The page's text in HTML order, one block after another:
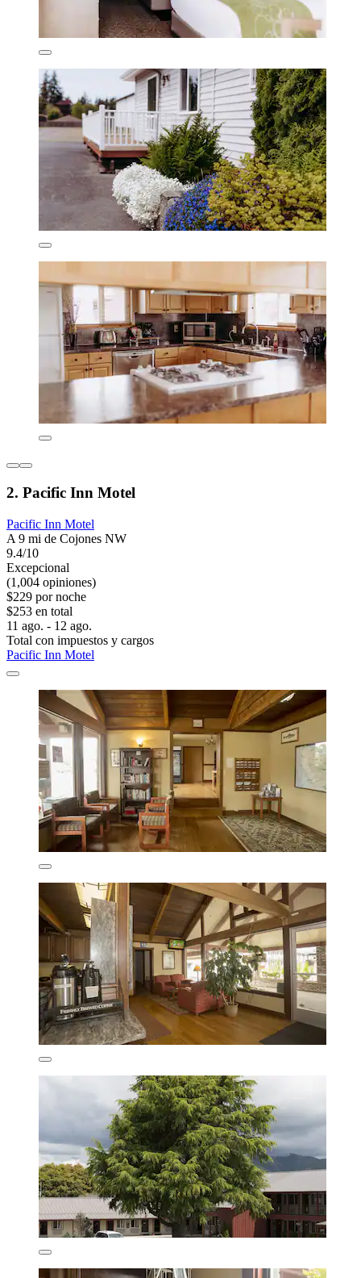
2. Pacific Inn Motel
Pacific Inn Motel
A 9 mi de Cojones NW
9.4/10
Excepcional
(1,004 opiniones)
$229 por noche
$253 en total
11 ago. - 12 ago.
Total con impuestos y cargos
Pacific Inn Motel